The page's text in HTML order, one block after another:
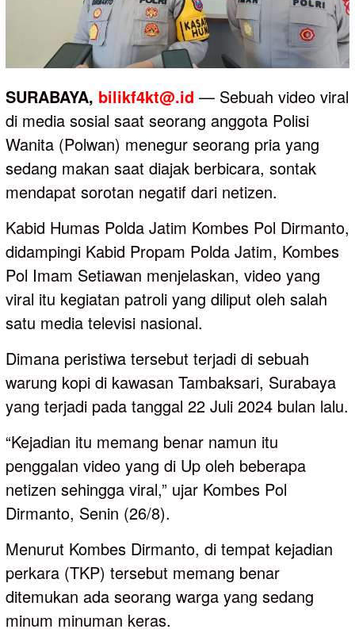
SURABAYA, bilikf4kt@.id — Sebuah video viral
di media sosial saat seorang anggota Polisi
Wanita (Polwan) menegur seorang pria yang
sedang makan saat diajak berbicara, sontak
mendapat sorotan negatif dari netizen.
Kabid Humas Polda Jatim Kombes Pol Dirmanto,
didampingi Kabid Propam Polda Jatim, Kombes
Pol Imam Setiawan menjelaskan, video yang
viral itu kegiatan patroli yang diliput oleh salah
satu media televisi nasional.
Dimana peristiwa tersebut terjadi di sebuah
warung kopi di kawasan Tambaksari, Surabaya
yang terjadi pada tanggal 22 Juli 2024 bulan lalu.
“Kejadian itu memang benar namun itu
penggalan video yang di Up oleh beberapa
netizen sehingga viral,” ujar Kombes Pol
Dirmanto, Senin (26/8).
Menurut Kombes Dirmanto, di tempat kejadian
perkara (TKP) tersebut memang benar
ditemukan ada seorang warga yang sedang
minum minuman keras.